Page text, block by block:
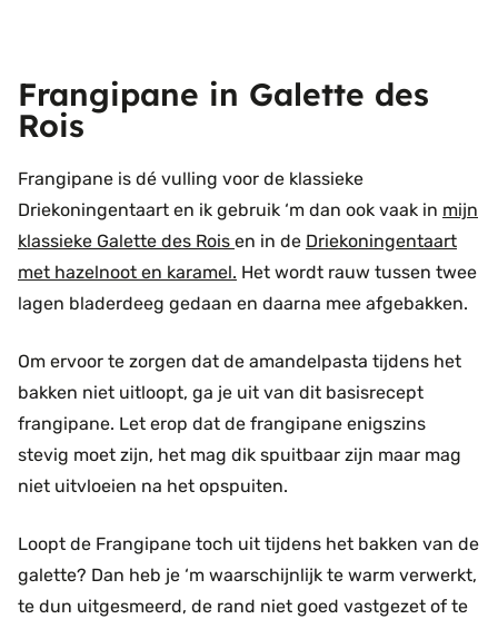
Frangipane in Galette des
Rois
Frangipane is dé vulling voor de klassieke
Driekoningentaart en ik gebruik ‘m dan ook vaak in mijn
klassieke Galette des Rois en in de Driekoningentaart
met hazelnoot en karamel. Het wordt rauw tussen twee
lagen bladerdeeg gedaan en daarna mee afgebakken.
Om ervoor te zorgen dat de amandelpasta tijdens het
bakken niet uitloopt, ga je uit van dit basisrecept
frangipane. Let erop dat de frangipane enigszins
stevig moet zijn, het mag dik spuitbaar zijn maar mag
niet uitvloeien na het opspuiten.
Loopt de Frangipane toch uit tijdens het bakken van de
galette? Dan heb je ‘m waarschijnlijk te warm verwerkt,
te dun uitgesmeerd, de rand niet goed vastgezet of te